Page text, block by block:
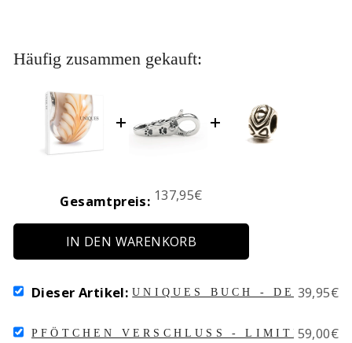
Häufig zusammen gekauft:
Gesamtpreis: Price
137,95€
IN DEN WARENKORB
SELECT
-
Dieser Artikel: UNIQUES BUCH - Price
39,95€
SELECT
PFÖTCHEN VERSCHLUSS - Price
59,00€